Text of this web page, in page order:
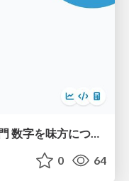
テック系起業家のための 会計入門 数字を味方につける経営ガイド
0 64